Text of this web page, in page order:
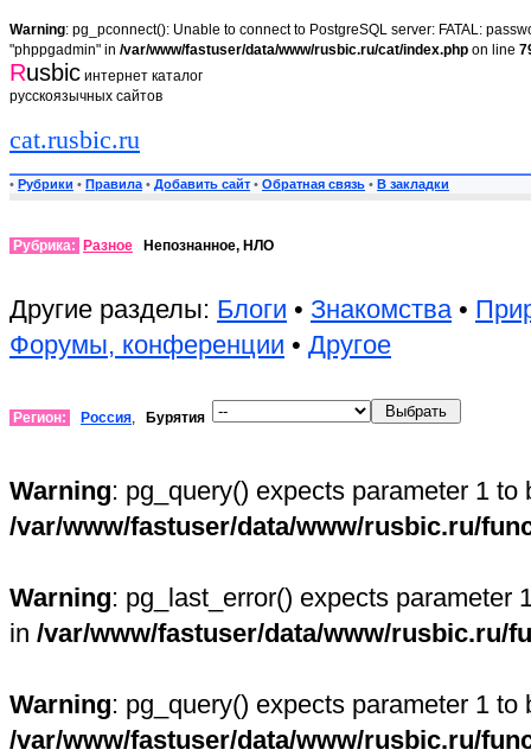
Warning: pg_pconnect(): Unable to connect to PostgreSQL server: FATAL:
"phppgadmin" in /var/www/fastuser/data/www/rusbic.ru/cat/index.php on line
Rusbic интернет каталог
русскоязычных сайтов
cat.rusbic.ru
• Рубрики • Правила • Добавить сайт • Обратная связь • В закладки
Рубрика: Разное Непознанное, НЛО
Другие разделы: Блоги • Знакомства•
Форумы, конференции • Другое
Регион: Россия, Бурятия
Warning: pg_query() expects parameter 1
/var/www/fastuser/data/www/rusbic.ru/
Warning: pg_last_error() expects parameter
in /var/www/fastuser/data/www/rusbic.ru/
Warning: pg_query() expects parameter 1
/var/www/fastuser/data/www/rusbic.ru/